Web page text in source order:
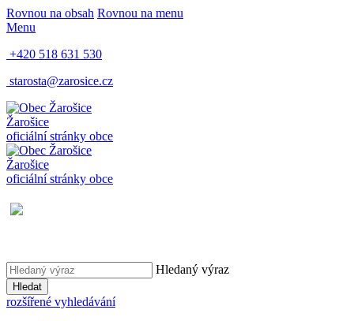
Rovnou na obsah Rovnou na menu
Menu
+420 518 631 530
starosta@zarosice.cz
Žarošice
oficiální stránky obce
Žarošice
oficiální stránky obce
Hledaný výraz
Hledat
rozšířené vyhledávání